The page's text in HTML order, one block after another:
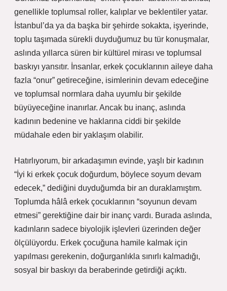
genellikle toplumsal roller, kalıplar ve beklentiler yatar.
İstanbul’da ya da başka bir şehirde sokakta, işyerinde,
toplu taşımada sürekli duyduğumuz bu tür konuşmalar,
aslında yıllarca süren bir kültürel mirası ve toplumsal
baskıyı yansıtır. İnsanlar, erkek çocuklarının aileye daha
fazla “onur” getireceğine, isimlerinin devam edeceğine
ve toplumsal normlara daha uyumlu bir şekilde
büyüyeceğine inanırlar. Ancak bu inanç, aslında
kadının bedenine ve haklarına ciddi bir şekilde
müdahale eden bir yaklaşım olabilir.
Hatırlıyorum, bir arkadaşımın evinde, yaşlı bir kadının
“İyi ki erkek çocuk doğurdum, böylece soyum devam
edecek,” dediğini duyduğumda bir an duraklamıştım.
Toplumda hâlâ erkek çocuklarının “soyunun devam
etmesi” gerektiğine dair bir inanç vardı. Burada aslında,
kadınların sadece biyolojik işlevleri üzerinden değer
ölçülüyordu. Erkek çocuğuna hamile kalmak için
yapılması gerekenin, doğurganlıkla sınırlı kalmadığı,
sosyal bir baskıyı da beraberinde getirdiği açıktı.